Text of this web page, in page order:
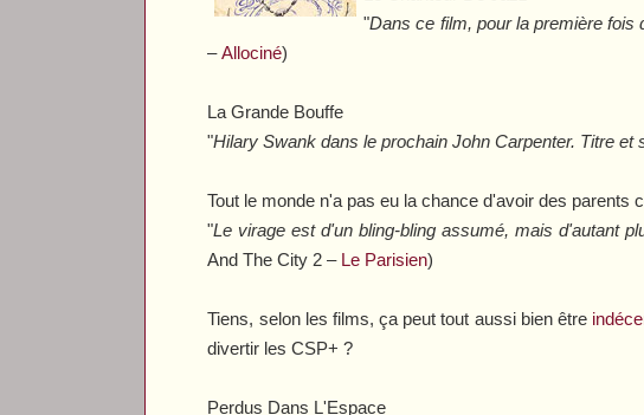
"Dans ce film, pour la première fois
–Allociné)
La Grande Bouffe
"Hilary Swank dans le prochain John Carpenter. Titre
Tout le monde n'a pas eu la chance d'avoir des parents
"Le virage est d'un bling-bling assumé, mais d'autant
And The City 2 – Le Parisien)
Tiens, selon les films, ça peut tout aussi bien être
divertir les CSP+ ?
Perdus Dans L'Espace